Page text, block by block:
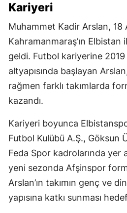
Kariyeri
Muhammet Kadir Arslan, 18
Kahramanmaraş’ın
geldi. Futbol kariyerine 2019
altyapısında başlayan
rağmen farklı takımlarda
kazandı.
Kariyeri boyunca
Futbol Kulübü A.Ş., Göksun
Feda Spor kadrolarında yer
yeni sezonda Afşinspor
Arslan’ın takımın genç ve
yapısına katkı sunması